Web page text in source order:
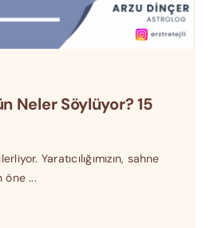
Neler Söylüyor? 15
Yaratıcılığımızın, sahne
öne ...